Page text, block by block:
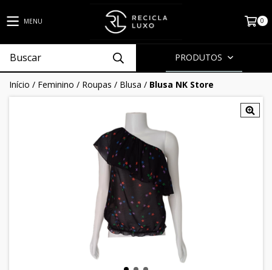
MENU 0
PRODUTOS
Início / Feminino / Roupas / Blusa / Blusa NK Store